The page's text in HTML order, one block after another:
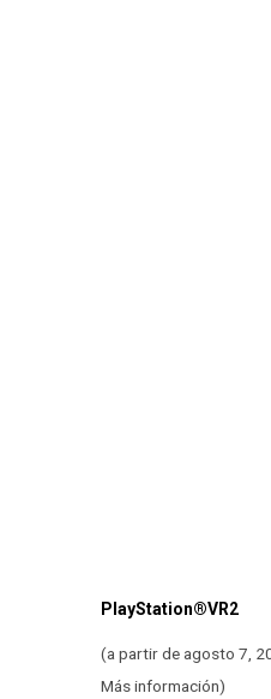
PlayStation®VR2
(a partir de agosto 7,
Más información)